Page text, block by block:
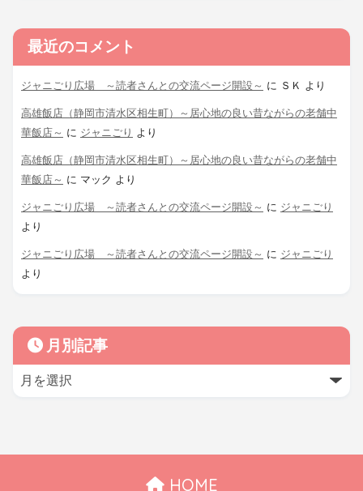
最近のコメント
ジャニごり広場 ～読者さんとの交流ページ開設～ に ＳＫ より
高雄飯店（静岡市清水区相生町）～居心地の良い昔ながらの老舗中
華飯店～ に ジャニごり より
高雄飯店（静岡市清水区相生町）～居心地の良い昔ながらの老舗中
華飯店～ に マック より
ジャニごり広場 ～読者さんとの交流ページ開設～ に ジャニごり
より
ジャニごり広場 ～読者さんとの交流ページ開設～ に ジャニごり
より
月別記事
HOME